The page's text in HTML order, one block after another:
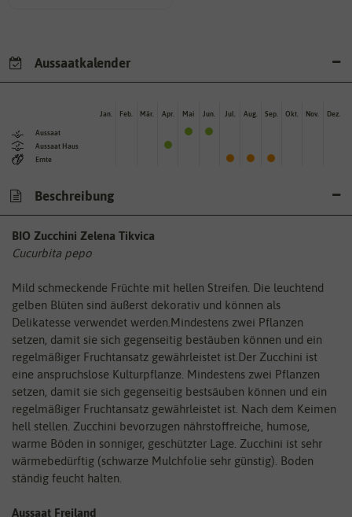
Aussaatkalender
Aussaat
Aussaat Haus
Ernte
Jan. Feb. Mär. Apr. Mai Jun. Jul. Aug. Sep. Okt. Nov. Dez.
Beschreibung
BIO Zucchini Zelena Tikvica
Cucurbita pepo
Mild schmeckende Früchte mit hellen Streifen. Die leuchtend
gelben Blüten sind äußerst dekorativ und können als
Delikatesse verwendet werden.Mindestens zwei Pflanzen
setzen, damit sie sich gegenseitig bestäuben können und ein
regelmäßiger Fruchtansatz gewährleistet ist.Der Zucchini ist
eine anspruchslose Kulturpflanze. Mindestens zwei Pflanzen
setzen, damit sie sich gegenseitig bestsäuben können und ein
regelmäßiger Fruchtansatz gewährleistet ist. Nach dem Keimen
hell stellen. Zucchini bevorzugen nährstoffreiche, humose,
warme Böden in sonniger, geschützter Lage. Zucchini ist sehr
wärmebedürftig (schwarze Mulchfolie sehr günstig). Boden
ständig feucht halten.
Aussaat Freiland